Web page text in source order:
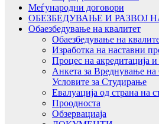
Меѓународни договори
ОБЕЗБЕДУВАЊЕ И РАЗВОЈ
Обаезбедување на квалитет
Обаезбедување на
Изработка на наставни
Процес на акредитација и
Анкета за Вреднување
Условите за Студирање
Евалуација од страна на
Проодноста
Обзервациаја